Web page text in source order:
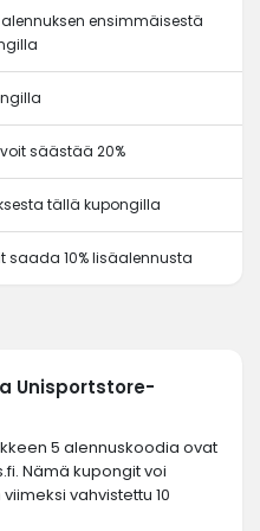
ensimmäisestä
säästää 20%
tällä kupongilla
saada 10% lisäalennusta
Unisportstore-
5 alennuskoodia ovat
Nämä kupongit voi
vahvistettu 10